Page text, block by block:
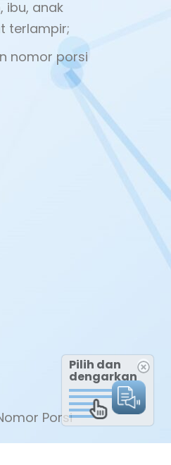
ibu, anak
terlampir;
nomor porsi
Porsi
Pilih dan
dengarkan